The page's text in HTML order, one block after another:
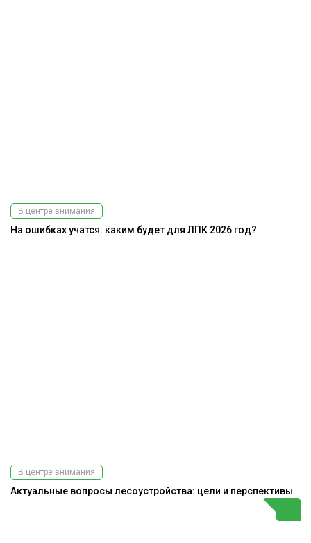
В центре внимания
На ошибках учатся: каким будет для ЛПК 2026 год?
В центре внимания
Актуальные вопросы лесоустройства: цели и перспективы